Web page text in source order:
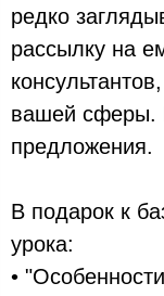
редко
рассылку на
вашей сферы.
предложения.
В подарок к
урока:
•